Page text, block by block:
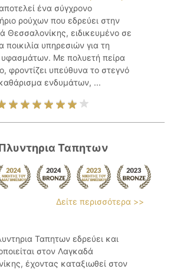
ένα σύγχρονο
ρούχων που εδρεύει στην
Θεσσαλονίκης, ειδικευμένο σε
ποικιλία υπηρεσιών για τη
υφασμάτων. Με πολυετή πείρα
φροντίζει υπεύθυνα το στεγνό
ενδυμάτων, ...
Ταπητων
Δείτε περισσότερα >>
Ταπητων εδρεύει και
στον Λαγκαδά
έχοντας καταξιωθεί στον